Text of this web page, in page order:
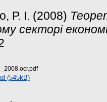
Р. І. (2008)
секторі
(545kB)